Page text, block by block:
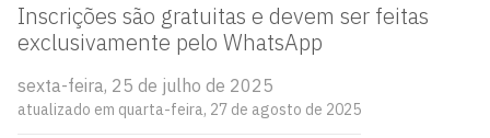
Inscrições são gratuitas e devem ser feitas
exclusivamente pelo WhatsApp
sexta-feira, 25 de julho de 2025
atualizado em quarta-feira, 27 de agosto de 2025